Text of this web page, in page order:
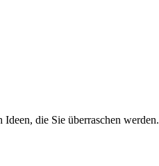
die Sie überraschen werden.